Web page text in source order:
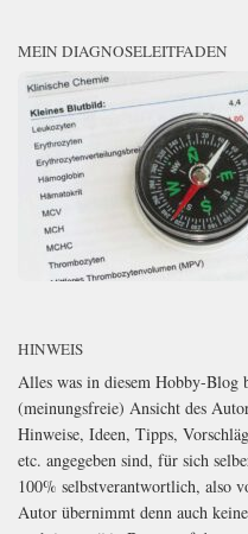
MEIN DIAGNOSELEITFADEN
HINWEIS
Alles was in diesem Hobby-Blog
(meinungsfreie) Ansicht des
Hinweise, Ideen, Tipps,
etc. angegeben sind, für sich
100% selbstverantwortlich, also
Autor übernimmt denn auch